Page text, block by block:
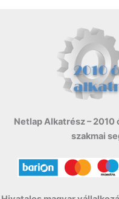
Netlap Alkatrész –
szakmai